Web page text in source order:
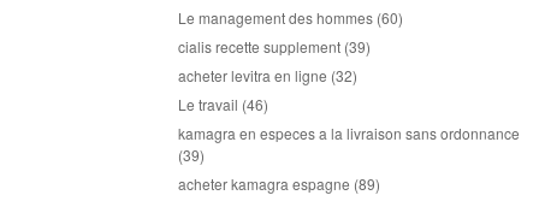
Le management des hommes (60)
cialis recette supplement (39)
acheter levitra en ligne (32)
Le travail (46)
kamagra en especes a la livraison sans ordonnance
(39)
acheter kamagra espagne (89)